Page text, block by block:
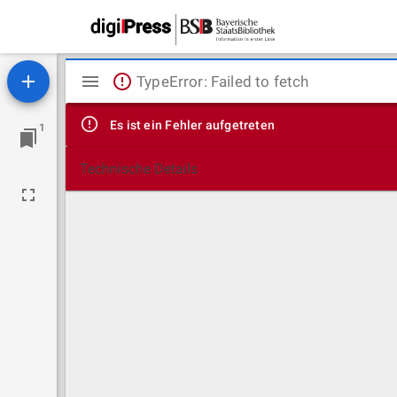
1
Mirador
Viewer
TypeError: Failed to fetch
Es ist ein Fehler aufgetreten
Technische Details